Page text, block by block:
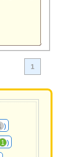
1
)
1 )